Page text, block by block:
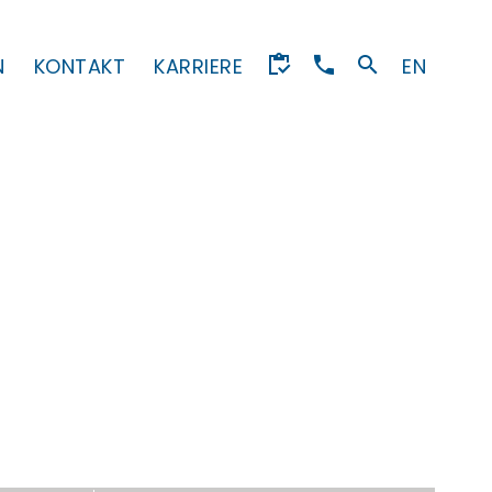
KONTAKT KARRIERE EN